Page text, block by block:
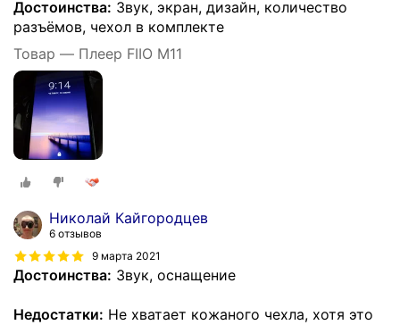
Достоинства: Звук, экран, дизайн, количество
разъёмов, чехол в комплекте
Товар — Плеер FIIO M11
Николай Кайгородцев
6 отзывов
9 марта 2021
Достоинства: Звук, оснащение
Недостатки: Не хватает кожаного чехла, хотя это